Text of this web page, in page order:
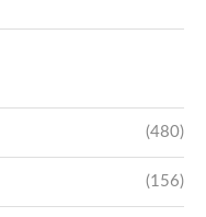
(480)
(156)